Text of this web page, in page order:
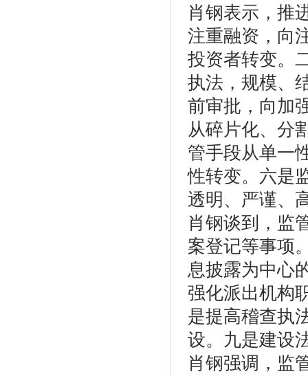
肖钢表示，推
注重融资，向
投资者转变。
执法，规模、
前审批，向加
从碎片化、分
管手段从单一
性转变。六是
透明、严谨、
肖钢谈到，监
案登记等事项
息披露为中心
强化派出机构
是提高稽查执
设。九是建设
肖钢强调，监